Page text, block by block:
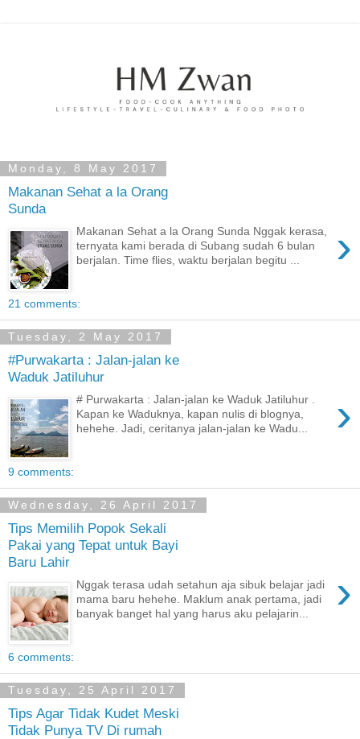
Monday, 8 May 2017
Makanan Sehat a la Orang
Sunda
›
Makanan Sehat a la Orang Sunda Nggak kerasa,
ternyata kami berada di Subang sudah 6 bulan
berjalan. Time flies, waktu berjalan begitu ...
21 comments:
Tuesday, 2 May 2017
#Purwakarta : Jalan-jalan ke
Waduk Jatiluhur
›
# Purwakarta : Jalan-jalan ke Waduk Jatiluhur .
Kapan ke Waduknya, kapan nulis di blognya,
hehehe. Jadi, ceritanya jalan-jalan ke Wadu...
9 comments:
Wednesday, 26 April 2017
Tips Memilih Popok Sekali
Pakai yang Tepat untuk Bayi
Baru Lahir
›
Nggak terasa udah setahun aja sibuk belajar jadi
mama baru hehehe. Maklum anak pertama, jadi
banyak banget hal yang harus aku pelajarin...
6 comments:
Tuesday, 25 April 2017
Tips Agar Tidak Kudet Meski
Tidak Punya TV Di rumah